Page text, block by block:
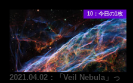
10：今日の1枚
2021.04.02：「Veil Nebula」っ